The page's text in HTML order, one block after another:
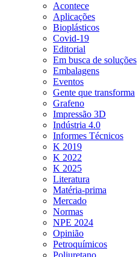
Acontece
Aplicações
Bioplásticos
Covid-19
Editorial
Em busca de soluções
Embalagens
Eventos
Gente que transforma
Grafeno
Impressão 3D
Indústria 4.0
Informes Técnicos
K 2019
K 2022
K 2025
Literatura
Matéria-prima
Mercado
Normas
NPE 2024
Opinião
Petroquímicos
Poliuretano